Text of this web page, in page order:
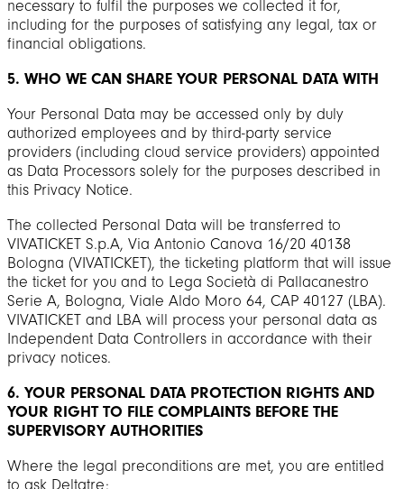
necessary to fulfil the purposes we collected it for,
including for the purposes of satisfying any legal, tax or
financial obligations.
5. WHO WE CAN SHARE YOUR PERSONAL DATA WITH
Your Personal Data may be accessed only by duly
authorized employees and by third-party service
providers (including cloud service providers) appointed
as Data Processors solely for the purposes described in
this Privacy Notice.
The collected Personal Data will be transferred to
VIVATICKET S.p.A, Via Antonio Canova 16/20 40138
Bologna (VIVATICKET), the ticketing platform that will issue
the ticket for you and to Lega Società di Pallacanestro
Serie A, Bologna, Viale Aldo Moro 64, CAP 40127 (LBA).
VIVATICKET and LBA will process your personal data as
Independent Data Controllers in accordance with their
privacy notices.
6. YOUR PERSONAL DATA PROTECTION RIGHTS AND
YOUR RIGHT TO FILE COMPLAINTS BEFORE THE
SUPERVISORY AUTHORITIES
Where the legal preconditions are met, you are entitled
to ask Deltatre: